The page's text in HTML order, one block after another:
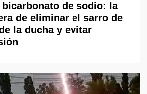
de sodio: la
de eliminar el sarro de
la ducha y evitar